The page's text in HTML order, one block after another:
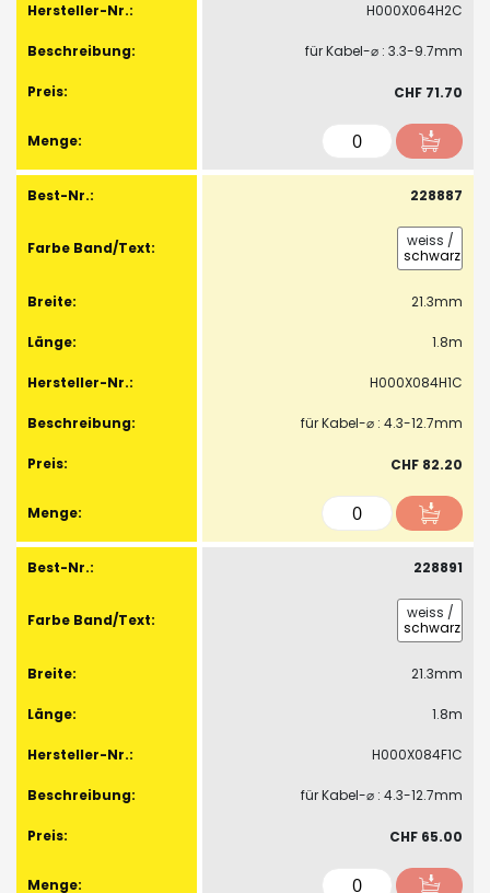
H000X064H2C
für Kabel-⌀ : 3.3-9.7mm
CHF 71.70
228887
weiss /
schwarz
21.3mm
1.8m
H000X084H1C
für Kabel-⌀ : 4.3-12.7mm
CHF 82.20
228891
weiss /
schwarz
21.3mm
1.8m
H000X084F1C
für Kabel-⌀ : 4.3-12.7mm
CHF 65.00